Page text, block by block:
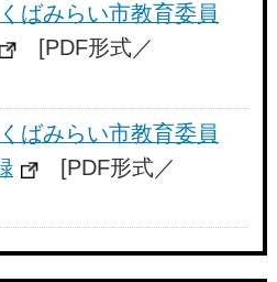
ばみらい市教育委員
[PDF形式／
ばみらい市教育委員
[PDF形式／